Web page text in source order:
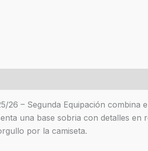
26 – Segunda Equipación
una base sobria con detalles
por la camiseta.